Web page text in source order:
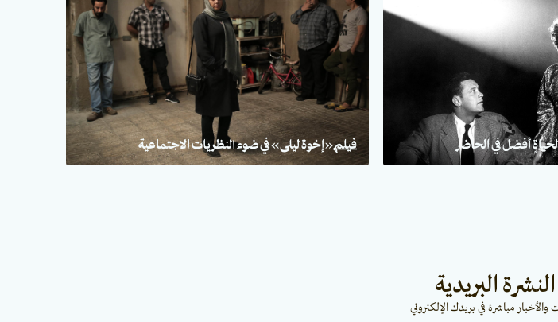
لحياةٍ أفضل في الحاضر فيلم «إخوة ليلى» في ضوء النظريات الاجتماعية
البريدية
مباشرة في بريدك الإلكتروني